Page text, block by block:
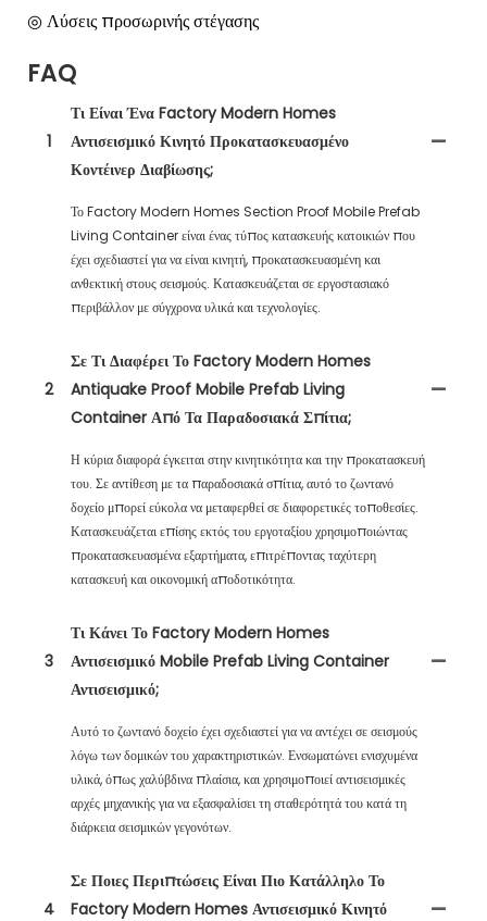
◎ Λύσεις προσωρινής στέγασης
FAQ
1
Τι Είναι Ένα Factory Modern Homes
Αντισεισμικό Κινητό Προκατασκευασμένο
Κοντέινερ Διαβίωσης;
Το Factory Modern Homes Section Proof Mobile Prefab
Living Container είναι ένας τύπος κατασκευής κατοικιών που
έχει σχεδιαστεί για να είναι κινητή, προκατασκευασμένη και
ανθεκτική στους σεισμούς. Κατασκευάζεται σε εργοστασιακό
περιβάλλον με σύγχρονα υλικά και τεχνολογίες.
2
Σε Τι Διαφέρει Το Factory Modern Homes
Antiquake Proof Mobile Prefab Living
Container Από Τα Παραδοσιακά Σπίτια;
Η κύρια διαφορά έγκειται στην κινητικότητα και την προκατασκευή
του. Σε αντίθεση με τα παραδοσιακά σπίτια, αυτό το ζωντανό
δοχείο μπορεί εύκολα να μεταφερθεί σε διαφορετικές τοποθεσίες.
Κατασκευάζεται επίσης εκτός του εργοταξίου χρησιμοποιώντας
προκατασκευασμένα εξαρτήματα, επιτρέποντας ταχύτερη
κατασκευή και οικονομική αποδοτικότητα.
3
Τι Κάνει Το Factory Modern Homes
Αντισεισμικό Mobile Prefab Living Container
Αντισεισμικό;
Αυτό το ζωντανό δοχείο έχει σχεδιαστεί για να αντέχει σε σεισμούς
λόγω των δομικών του χαρακτηριστικών. Ενσωματώνει ενισχυμένα
υλικά, όπως χαλύβδινα πλαίσια, και χρησιμοποιεί αντισεισμικές
αρχές μηχανικής για να εξασφαλίσει τη σταθερότητά του κατά τη
διάρκεια σεισμικών γεγονότων.
4
Σε Ποιες Περιπτώσεις Είναι Πιο Κατάλληλο Το
Factory Modern Homes Αντισεισμικό Κινητό